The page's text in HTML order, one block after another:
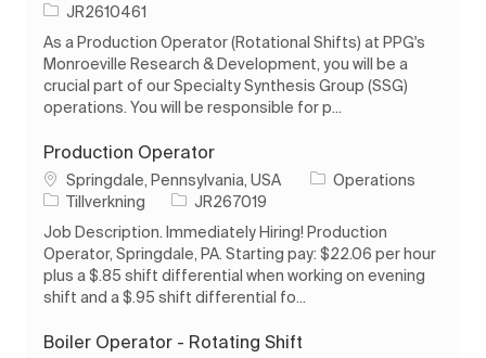
Jobb-ID
JR2610461
As a Production Operator (Rotational Shifts) at PPG's
Monroeville Research & Development, you will be a
crucial part of our Specialty Synthesis Group (SSG)
operations. You will be responsible for p...
Production Operator
PlatsSpringdale, Pennsylvania, USA
Operations
Kategori
Tillverkning Jobb-ID
JR267019
Job Description. Immediately Hiring! Production
Operator, Springdale, PA. Starting pay: $22.06 per hour
plus a $.85 shift differential when working on evening
shift and a $.95 shift differential fo...
Boiler Operator - Rotating Shift